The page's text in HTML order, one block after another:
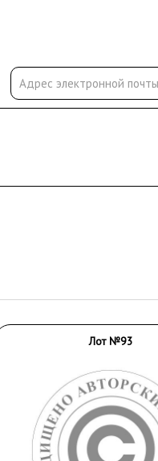
Лот №93